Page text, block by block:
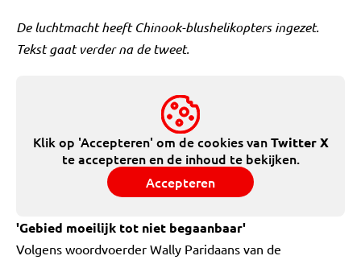
De luchtmacht heeft Chinook-blushelikopters ingezet.
Tekst gaat verder na de tweet.
Klik op 'Accepteren' om de cookies vanTwitter X
te accepteren en de inhoud te bekijken.
Accepteren
'Gebied moeilijk tot niet begaanbaar'
Volgens woordvoerder Wally Paridaans van de